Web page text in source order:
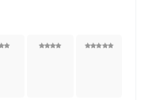
4
5